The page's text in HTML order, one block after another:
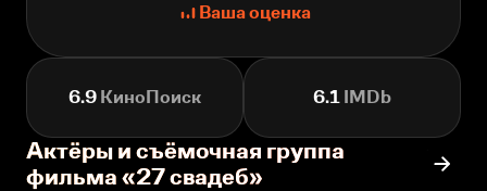
Ваша оценка
6.9 КиноПоиск 6.1 IMDb
Актёры и съёмочная группа
фильма «27 свадеб»